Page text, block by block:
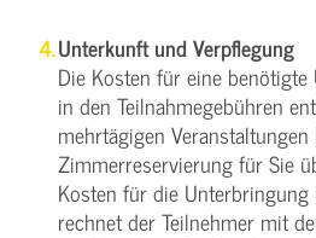
Unterkunft und Verpflegung
Die Kosten für eine
in den Teilnahmegebühren
mehrtägigen
Zimmerreservierung für Sie
Kosten für die
rechnet der Teilnehmer mit